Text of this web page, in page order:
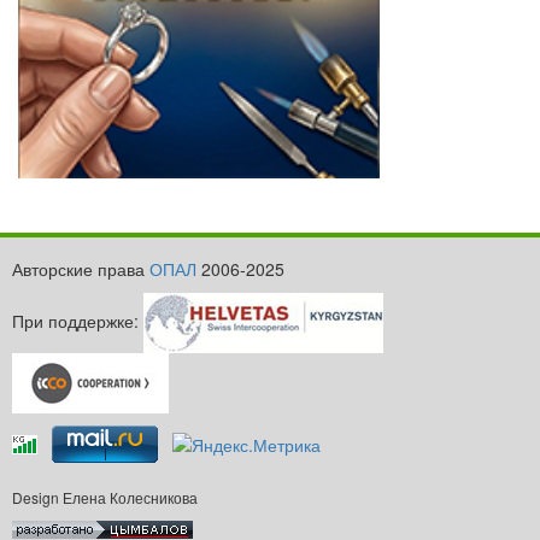
Авторские права ОПАЛ 2006-2025
При поддержке:
Design Елена Колесникова